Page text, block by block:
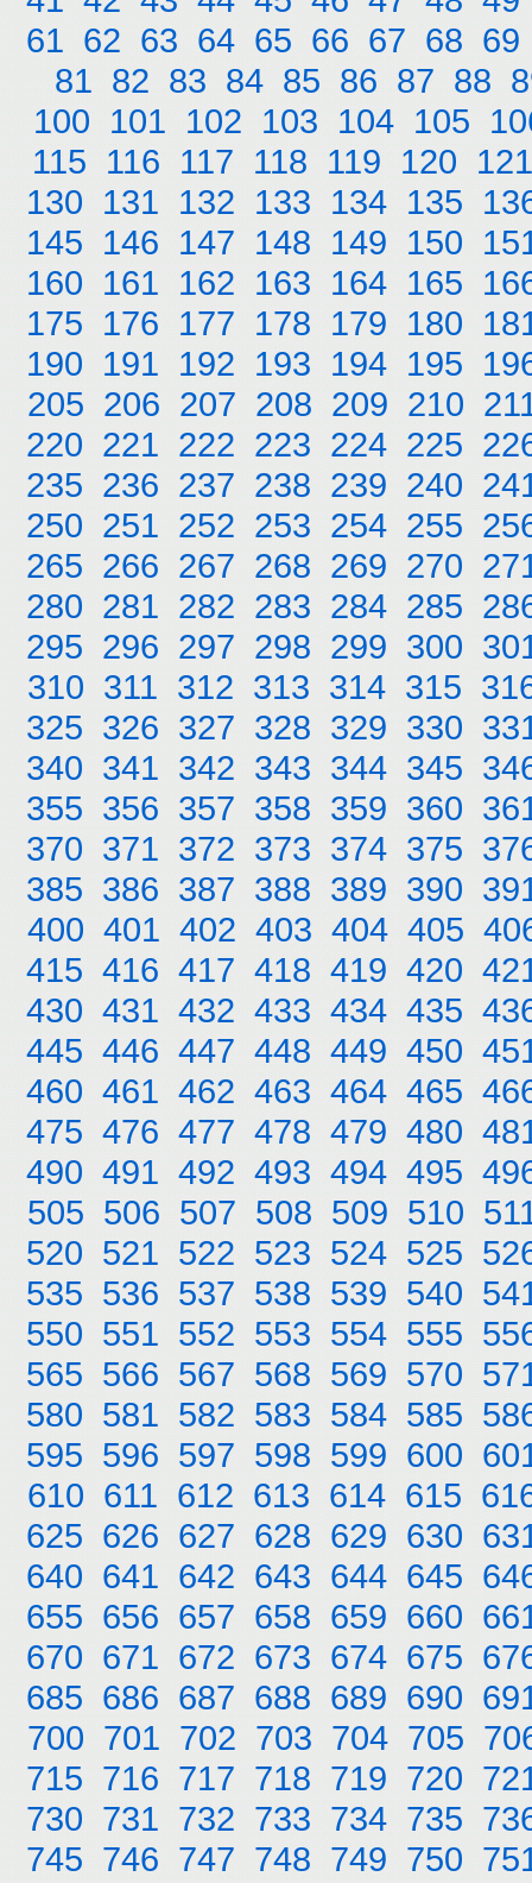
61 62 63 64 65 66 67 68 69
81 82 83 84 85 86 87 88
100 101 102 103 104 105
115 116 117 118 119 120 121
130 131 132 133 134 135
145 146 147 148 149 150
160 161 162 163 164 165
175 176 177 178 179 180
190 191 192 193 194 195
205 206 207 208 209 210
220 221 222 223 224 225
235 236 237 238 239 240
250 251 252 253 254 255
265 266 267 268 269 270
280 281 282 283 284 285
295 296 297 298 299 300
310 311 312 313 314 315
325 326 327 328 329 330
340 341 342 343 344 345
355 356 357 358 359 360
370 371 372 373 374 375
385 386 387 388 389 390
400 401 402 403 404 405
415 416 417 418 419 420
430 431 432 433 434 435
445 446 447 448 449 450
460 461 462 463 464 465
475 476 477 478 479 480
490 491 492 493 494 495
505 506 507 508 509 510
520 521 522 523 524 525
535 536 537 538 539 540
550 551 552 553 554 555
565 566 567 568 569 570
580 581 582 583 584 585
595 596 597 598 599 600
610 611 612 613 614 615
625 626 627 628 629 630
640 641 642 643 644 645
655 656 657 658 659 660
670 671 672 673 674 675
685 686 687 688 689 690
700 701 702 703 704 705
715 716 717 718 719 720
730 731 732 733 734 735
745 746 747 748 749 750